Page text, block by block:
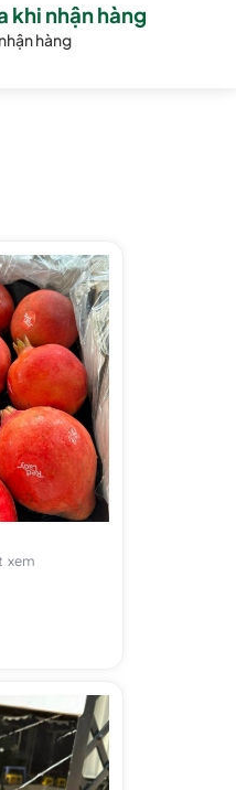
khi nhận hàng
hàng
xem